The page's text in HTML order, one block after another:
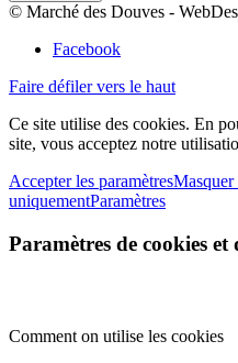
© Marché des Douves -
Facebook
Faire défiler vers le haut
Ce site utilise des cookies. En
site, vous acceptez notre
Accepter les paramètres
uniquementParamètres
Paramètres de cookies
Comment on utilise les cookies